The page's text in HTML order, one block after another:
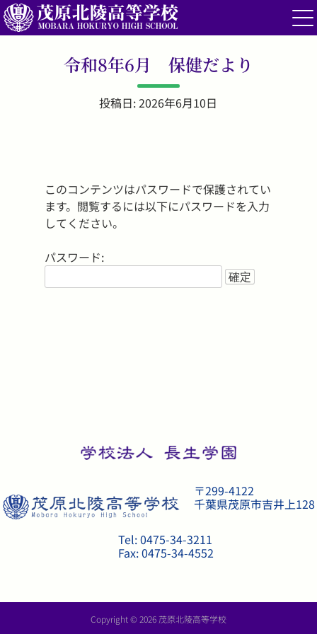
令和8年6月 保健だより
投稿日: 2026年6月10日
このコンテンツはパスワードで保護されてい
ます。閲覧するには以下にパスワードを入力
してください。
パスワード:
〒299-4122
千葉県茂原市吉井上128
Tel: 0475-34-3211
Fax: 0475-34-4552
Copyright © 2026 茂原北陵高等学校